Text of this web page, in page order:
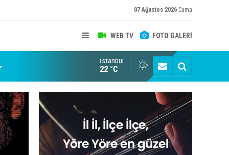
07 Ağustos 2026 Cuma
WEB TV FOTO GALERİ
İstanbul
22 °C